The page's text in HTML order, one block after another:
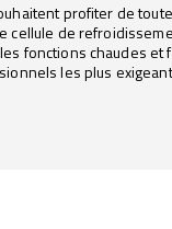
profiter de
cellule de
fonctions chaudes et
les plus